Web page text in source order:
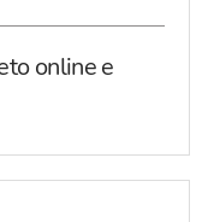
online e